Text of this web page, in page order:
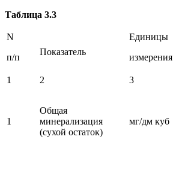
Таблица 3.3
N
п/п
Показатель
Единицы
измерения
1 2 3
1
Общая
минерализация
(сухой остаток)
мг/дм куб